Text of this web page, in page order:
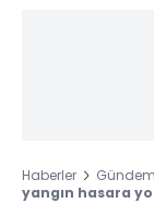
Haberler Gündem
yangın hasara